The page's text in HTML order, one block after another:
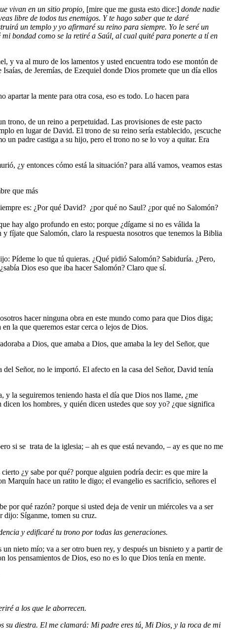
vivan en un sitio propio, [mire que me gusta esto dice:] donde nadie
libre de todos tus enemigos. Y te hago saber que te daré
un templo y yo afirmaré su reino para siempre. Yo le seré un
bondad como se la retiré a Saúl, al cual quité para ponerte a tí en
y va al muro de los lamentos y usted encuentra todo ese montón de
de Jeremías, de Ezequiel donde Dios promete que un día ellos
la mente para otra cosa, eso es todo. Lo hacen para
trono, de un reino a perpetuidad. Las provisiones de este pacto
en lugar de David. El trono de su reino sería establecido, ¡escuche
un padre castiga a su hijo, pero el trono no se lo voy a quitar. Era
¿y entonces cómo está la situación? para allá vamos, veamos estas
que más
es: ¿Por qué David? ¿por qué no Saul? ¿por qué no Salomón?
hay algo profundo en esto; porque ¿dígame si no es válida la
fíjate que Salomón, claro la respuesta nosotros que tenemos la Biblia
Pídeme lo que tú quieras. ¿Qué pidió Salomón? Sabiduría. ¿Pero,
Dios eso que iba hacer Salomón? Claro que sí.
hacer ninguna obra en este mundo como para que Dios diga;
la que queremos estar cerca o lejos de Dios.
a Dios, que amaba a Dios, que amaba la ley del Señor, que
Señor, no le importó. El afecto en la casa del Señor, David tenía
y la seguiremos teniendo hasta el día que Dios nos llame, ¿me
los hombres, y quién dicen ustedes que soy yo? ¿que significa
si se trata de la iglesia; – ah es que está nevando, – ay es que no me
¿y sabe por qué? porque alguien podría decir: es que mire la
Marquín hace un ratito le digo; el evangelio es sacrificio, señores el
por qué razón? porque si usted deja de venir un miércoles va a ser
dijo: Síganme, tomen su cruz.
y edificaré tu trono por todas las generaciones.
nieto mío; va a ser otro buen rey, y después un bisnieto y a partir de
los pensamientos de Dios, eso no es lo que Dios tenía en mente.
a los que le aborrecen.
su diestra. El me clamará: Mi padre eres tú, Mi Dios, y la roca de mi